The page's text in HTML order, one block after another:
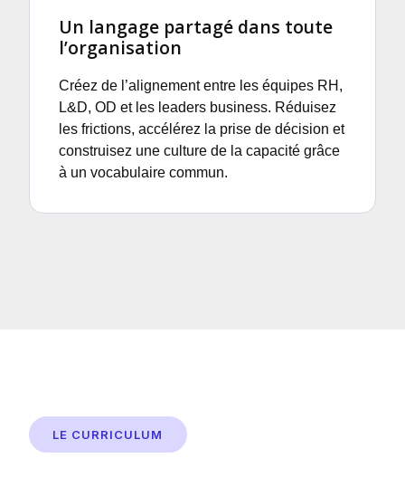
Un langage partagé dans toute
l’organisation
Créez de l’alignement entre les équipes RH,
L&D, OD et les leaders business. Réduisez
les frictions, accélérez la prise de décision et
construisez une culture de la capacité grâce
à un vocabulaire commun.
LE CURRICULUM